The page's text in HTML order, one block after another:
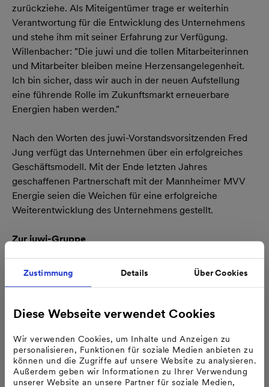
Zustimmung Details Über Cookies
Diese Webseite verwendet Cookies
Wir verwenden Cookies, um Inhalte und Anzeigen zu
personalisieren, Funktionen für soziale Medien anbieten zu
können und die Zugriffe auf unsere Website zu analysieren.
Außerdem geben wir Informationen zu Ihrer Verwendung
unserer Website an unsere Partner für soziale Medien,
zurückziehe. Als Miteigentümer trage er weiterhin
Verantwortung für die Entwicklung des Unternehmens
und stehe ihm mit seiner Erfahrung zur Verfügung.
Willenbacher: "Die juwi und die tollen Mitarbeiterinnen
und Mitarbeiter bleiben meine Herzensangelegenheit.
Ich bin sicher, dass wir auch in der neuen Aufstellung
eine führende Rolle im Zukunftsmarkt erneuerbare
Energien haben werden."
Nach den Worten des juwi-Vorstandsvorsitzenden Fred
Jung verfügt das Unternehmen über ein erfolgreiches
Geschäftsmodell. Mit der Ende letzten Jahres
geschaffenen Partnerschaft mit der Mannheimer MVV
Energie seien die Weichen für eine erfolgreiche
Weiterentwicklung des Unternehmens gestellt.
Zur juwi-Gruppe
Energien mit starker regionaler Präsenz und bietet die
Betriebsführung erneuerbarer Energieanlagen an. Zu den
Projekte mit Wind- und Solarenergie.
Gegründet wurde juwi 1996 von Fred Jung und Matthias
Willenbacher in Rheinland-Pfalz; die beiden